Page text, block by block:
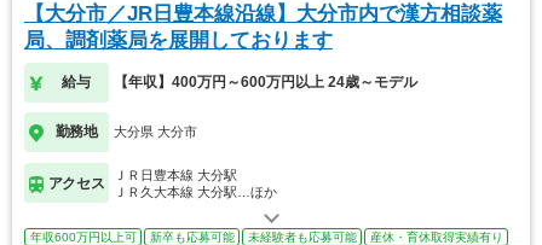
【大分市／JR日豊本線沿線】大分市内で漢方相談薬
局、調剤薬局を展開しております
給与 【年収】400万円～600万円以上 24歳～モデル
勤務地 大分県 大分市
アクセス
ＪＲ日豊本線 大分駅
ＪＲ久大本線 大分駅…ほか
年収600万円以上可 新卒も応募可能 未経験者も応募可能
産休・育休取得実績有り